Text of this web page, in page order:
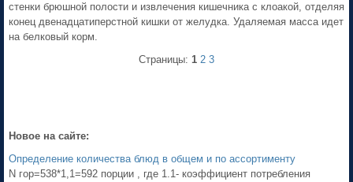
стенки брюшной полости и извлечения кишечника с клоакой, отделяя
конец двенадцатиперстной кишки от желудка. Удаляемая масса идет
на белковый корм.
Страницы: 1 2 3
Новое на сайте:
Определение количества блюд в общем и по ассортименту
N гор=538*1,1=592 порции , где 1.1- коэффициент потребления